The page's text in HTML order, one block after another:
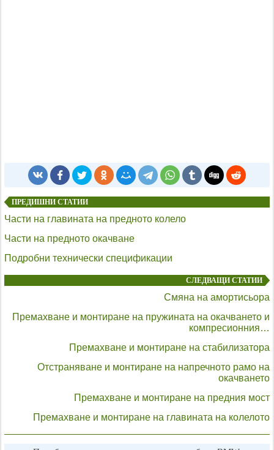
ПРЕДИШНИ СТАТИИ
Части на главината на предното колело
Части на предното окачване
Подробни технически спецификации
СЛЕДВАЩИ СТАТИИ
Смяна на амортисьора
Премахване и монтиране на пружината на окачването и
компресионния…
Премахване и монтиране на стабилизатора
Отстраняване и монтиране на напречното рамо на
окачването
Премахване и монтиране на предния мост
Премахване и монтиране на главината на колелото